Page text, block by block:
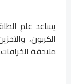
يساعد علم
الكربون،
ملاحقة